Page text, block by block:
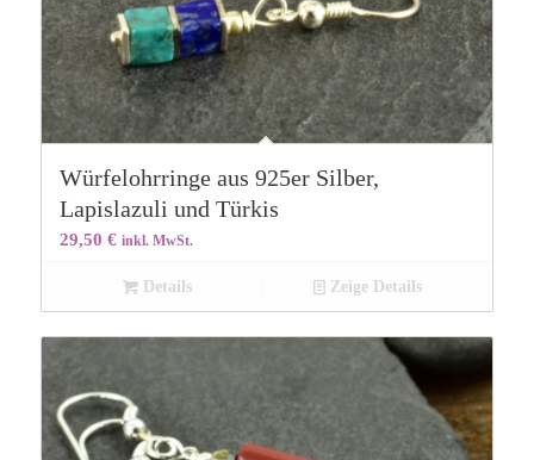
Würfelohrringe aus 925er Silber,
Lapislazuli und Türkis
29,50 € inkl. MwSt.
Details Zeige Details